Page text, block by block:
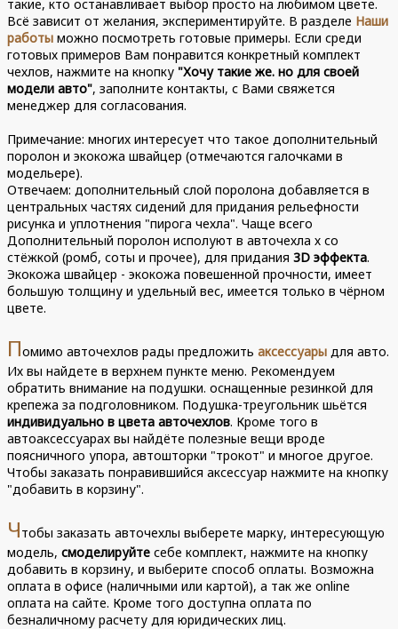
такие, кто останавливает выбор просто на любимом цвете.
Всё зависит от желания, экспериментируйте. В разделе Наши
работы можно посмотреть готовые примеры. Если среди
готовых примеров Вам понравится конкретный комплект
чехлов, нажмите на кнопку "Хочу такие же. но для своей
модели авто", заполните контакты, с Вами свяжется
менеджер для согласования.
Примечание: многих интересует что такое дополнительный
поролон и экокожа швайцер (отмечаются галочками в
модельере).
Отвечаем: дополнительный слой поролона добавляется в
центральных частях сидений для придания рельефности
рисунка и уплотнения "пирога чехла". Чаще всего
Дополнительный поролон исполуют в авточехла х со
стёжкой (ромб, соты и прочее), для придания3D эффекта.
Экокожа швайцер - экокожа повешенной прочности, имеет
большую толщину и удельный вес, имеется только в чёрном
цвете.
Помимо авточехлов рады предложитьаксессуары для авто.
Их вы найдете в верхнем пункте меню. Рекомендуем
обратить внимание на подушки. оснащенные резинкой для
крепежа за подголовником. Подушка-треугольник шьётся
индивидуально в цвета авточехлов. Кроме того в
автоаксессуарах вы найдёте полезные вещи вроде
поясничного упора, автошторки "трокот" и многое другое.
Чтобы заказать понравившийся аксессуар нажмите на кнопку
"добавить в корзину".
Чтобы заказать авточехлы выберете марку, интересующую
модель,смоделируйте себе комплект, нажмите на кнопку
добавить в корзину, и выберите способ оплаты. Возможна
оплата в офисе (наличными или картой), а так же online
оплата на сайте. Кроме того доступна оплата по
безналичному расчету для юридических лиц.